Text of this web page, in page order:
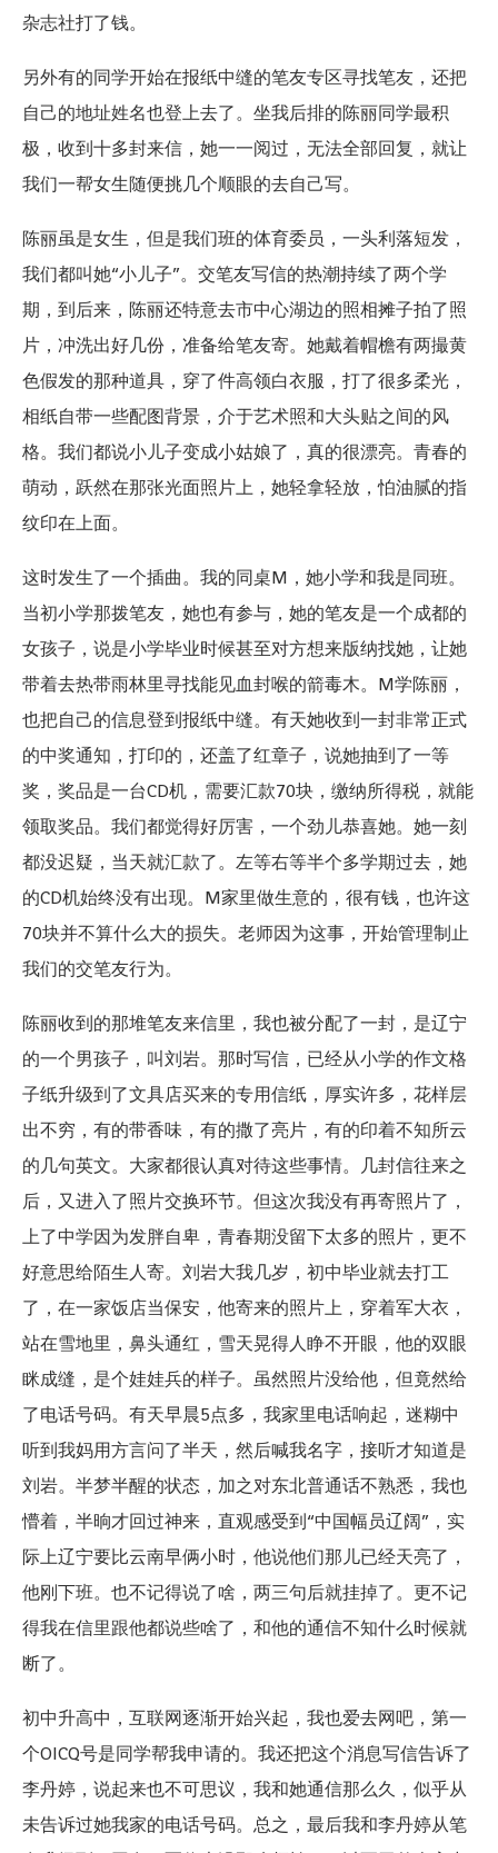
杂志社打了钱。
另外有的同学开始在报纸中缝的笔友专区寻找笔友，还把
自己的地址姓名也登上去了。坐我后排的陈丽同学最积
极，收到十多封来信，她一一阅过，无法全部回复，就让
我们一帮女生随便挑几个顺眼的去自己写。
陈丽虽是女生，但是我们班的体育委员，一头利落短发，
我们都叫她“小儿子”。交笔友写信的热潮持续了两个学
期，到后来，陈丽还特意去市中心湖边的照相摊子拍了照
片，冲洗出好几份，准备给笔友寄。她戴着帽檐有两撮黄
色假发的那种道具，穿了件高领白衣服，打了很多柔光，
相纸自带一些配图背景，介于艺术照和大头贴之间的风
格。我们都说小儿子变成小姑娘了，真的很漂亮。青春的
萌动，跃然在那张光面照片上，她轻拿轻放，怕油腻的指
纹印在上面。
这时发生了一个插曲。我的同桌M，她小学和我是同班。
当初小学那拨笔友，她也有参与，她的笔友是一个成都的
女孩子，说是小学毕业时候甚至对方想来版纳找她，让她
带着去热带雨林里寻找能见血封喉的箭毒木。M学陈丽，
也把自己的信息登到报纸中缝。有天她收到一封非常正式
的中奖通知，打印的，还盖了红章子，说她抽到了一等
奖，奖品是一台CD机，需要汇款70块，缴纳所得税，就能
领取奖品。我们都觉得好厉害，一个劲儿恭喜她。她一刻
都没迟疑，当天就汇款了。左等右等半个多学期过去，她
的CD机始终没有出现。M家里做生意的，很有钱，也许这
70块并不算什么大的损失。老师因为这事，开始管理制止
我们的交笔友行为。
陈丽收到的那堆笔友来信里，我也被分配了一封，是辽宁
的一个男孩子，叫刘岩。那时写信，已经从小学的作文格
子纸升级到了文具店买来的专用信纸，厚实许多，花样层
出不穷，有的带香味，有的撒了亮片，有的印着不知所云
的几句英文。大家都很认真对待这些事情。几封信往来之
后，又进入了照片交换环节。但这次我没有再寄照片了，
上了中学因为发胖自卑，青春期没留下太多的照片，更不
好意思给陌生人寄。刘岩大我几岁，初中毕业就去打工
了，在一家饭店当保安，他寄来的照片上，穿着军大衣，
站在雪地里，鼻头通红，雪天晃得人睁不开眼，他的双眼
眯成缝，是个娃娃兵的样子。虽然照片没给他，但竟然给
了电话号码。有天早晨5点多，我家里电话响起，迷糊中
听到我妈用方言问了半天，然后喊我名字，接听才知道是
刘岩。半梦半醒的状态，加之对东北普通话不熟悉，我也
懵着，半晌才回过神来，直观感受到“中国幅员辽阔”，实
际上辽宁要比云南早俩小时，他说他们那儿已经天亮了，
他刚下班。也不记得说了啥，两三句后就挂掉了。更不记
得我在信里跟他都说些啥了，和他的通信不知什么时候就
断了。
初中升高中，互联网逐渐开始兴起，我也爱去网吧，第一
个OICQ号是同学帮我申请的。我还把这个消息写信告诉了
李丹婷，说起来也不可思议，我和她通信那么久，似乎从
未告诉过她我家的电话号码。总之，最后我和李丹婷从笔